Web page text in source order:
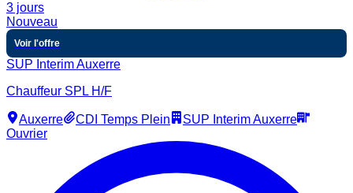
3 jours
Nouveau
Voir l'offre
SUP Interim Auxerre
Chauffeur SPL H/F
Auxerre CDI Temps Plein
SUP Interim Auxerre
Ouvrier